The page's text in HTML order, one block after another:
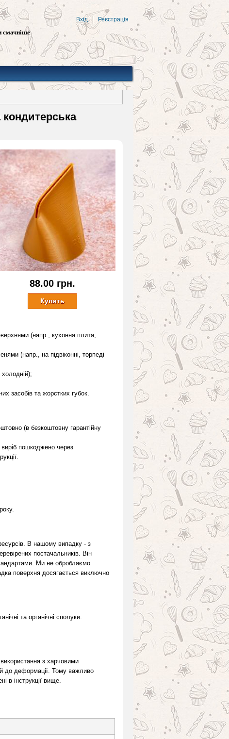
смачніше
Вхід Реєстрація
88.00 грн.
(напр., кухонна плита,
(напр., на підвіконні, торпеді
засобів та жорстких губок.
(в безкоштовну гарантійну
пошкоджено через
В нашому випадку - з
постачальників. Він
Ми не обробляємо
поверхня досягається виключно
та органічні сполуки.
з харчовими
до деформації. Тому важливо
в інструкції вище.